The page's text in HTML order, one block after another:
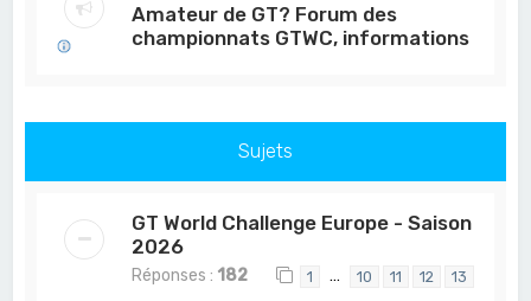
Amateur de GT? Forum des
championnats GTWC, informations
Sujets
GT World Challenge Europe - Saison
2026
Réponses : 182 1 … 10 11 12 13